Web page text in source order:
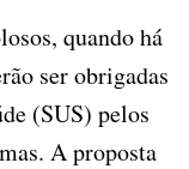
quando há
ser obrigadas
(SUS) pelos
A proposta